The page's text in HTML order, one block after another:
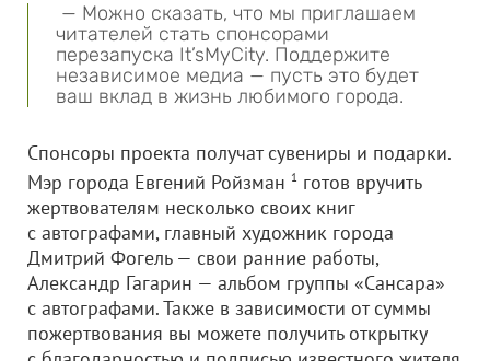
— Можно сказать, что мы приглашаем
читателей стать спонсорами
перезапуска It’sMyCity. Поддержите
независимое медиа — пусть это будет
ваш вклад в жизнь любимого города.
Спонсоры проекта получат сувениры и подарки.
Мэр города Евгений Ройзман 1 готов вручить
жертвователям несколько своих книг
с автографами, главный художник города
Дмитрий Фогель — свои ранние работы,
Александр Гагарин — альбом группы «Сансара»
с автографами. Также в зависимости от суммы
пожертвования вы можете получить открытку